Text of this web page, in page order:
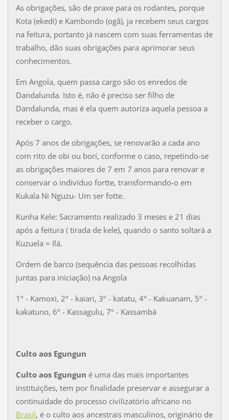
As obrigações, são de praxe para os rodantes, porque
Kota (ekedi) e Kambondo (ogã), ja recebem seus cargos
na feitura, portanto já nascem com suas ferramentas de
trabalho, dão suas obrigações para aprimorar seus
conhecimentos.
Em Angola, quem passa cargo são os enredos de
Dandalunda. Isto é, não é preciso ser filho de
Dandalunda, mas é ela quem autoriza aquela pessoa a
receber o cargo.
Após 7 anos de obrigações, se renovarão a cada ano
com rito de obi ou borí, conforme o caso, repetindo-se
as obrigações maiores de 7 em 7 anos para renovar e
conservar o indivíduo fortte, transformando-o em
Kukala Ni Nguzu- Um ser fotte.
Kunha Kele: Sacramento realizado 3 meses e 21 dias
após a feitura ( tirada de kele), quando o santo soltará a
Kuzuela = Ilá.
Ordem de barco (sequência das pessoas recolhidas
juntas para iniciação) na Angola
1º - Kamoxi, 2º - kaiari, 3º - katatu, 4º - Kakuanam, 5º -
kakatuno, 6º - Kassagulu, 7º - Kassambà
Culto aos Egungun
Culto aos Egungun é uma das mais importantes
instituições, tem por finalidade preservar e assegurar a
continuidade do processo civilizatório africano no
Brasil, é o culto aos ancestrais masculinos, originário de